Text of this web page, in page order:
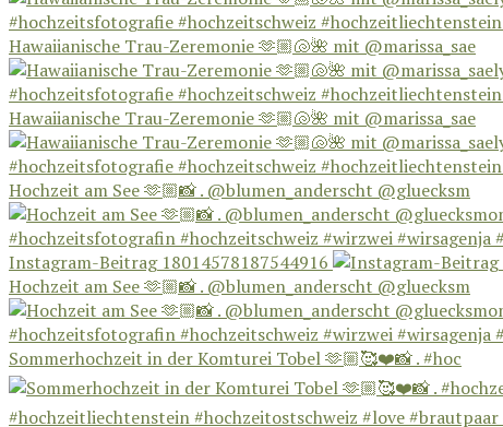
Hawaiianische Trau-Zeremonie 🫶🏼🐚🌺 mit @marissa_sae
Hawaiianische Trau-Zeremonie 🫶🏼🐚🌺 mit @marissa_sae
Hochzeit am See 🫶🏼📸 . @blumen_anderscht @gluecksm
Instagram-Beitrag 18014578187544916
Hochzeit am See 🫶🏼📸 . @blumen_anderscht @gluecksm
Sommerhochzeit in der Komturei Tobel 🫶🏼🥰❤️📸 . #hoc